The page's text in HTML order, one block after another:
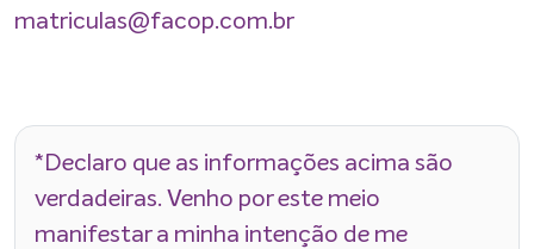
matriculas@facop.com.br
*Declaro que as informações acima são
verdadeiras. Venho por este meio
manifestar a minha intenção de me